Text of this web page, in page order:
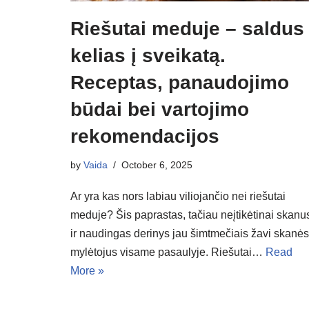
Riešutai meduje – saldus
kelias į sveikatą.
Receptas, panaudojimo
būdai bei vartojimo
rekomendacijos
by Vaida October 6, 2025
Ar yra kas nors labiau viliojančio nei riešutai
meduje? Šis paprastas, tačiau neįtikėtinai
ir naudingas derinys jau šimtmečiais žavi
mylėtojus visame pasaulyje. Riešutai… Read
More »